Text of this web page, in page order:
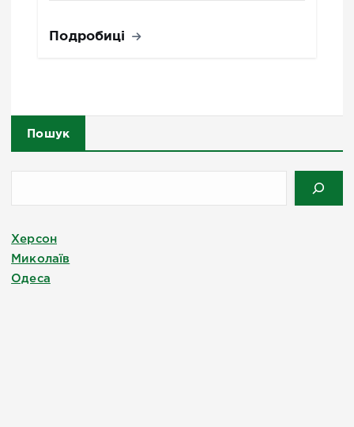
Подробиці
Пошук
Херсон
Миколаїв
Одеса